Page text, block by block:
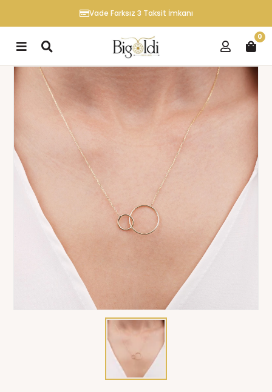
Vade Farksız 3 Taksit İmkanı
0